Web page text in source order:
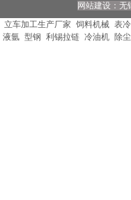
网站建设：
立车加工生产厂家 饲料机械 表
液氩 型钢 利锡拉链 冷油机 除